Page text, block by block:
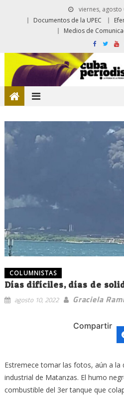
viernes, agosto
Documentos de la UPEC
Medios de
COLUMNISTAS
Días difíciles, días de
agosto 10, 2022 Graciela
Compartir
Estremece tomar las fotos, aún a la
industrial de Matanzas. El humo
combustible del 3er tanque que